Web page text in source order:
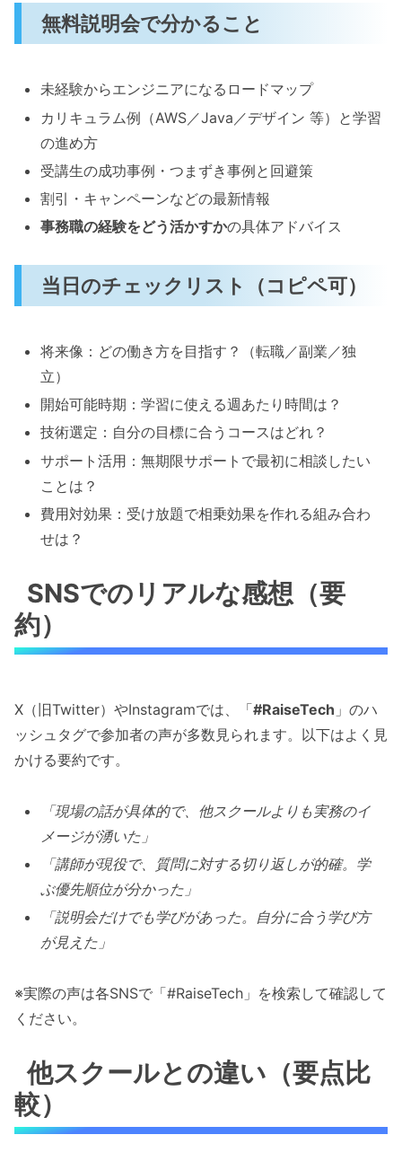
無料説明会で分かること
未経験からエンジニアになるロードマップ
カリキュラム例（AWS／Java／デザイン 等）と学習
の進め方
受講生の成功事例・つまずき事例と回避策
割引・キャンペーンなどの最新情報
事務職の経験をどう活かすかの具体アドバイス
当日のチェックリスト（コピペ可）
将来像：どの働き方を目指す？（転職／副業／独
立）
開始可能時期：学習に使える週あたり時間は？
技術選定：自分の目標に合うコースはどれ？
サポート活用：無期限サポートで最初に相談したい
ことは？
費用対効果：受け放題で相乗効果を作れる組み合わ
せは？
SNSでのリアルな感想（要
約）
X（旧Twitter）やInstagramでは、「#RaiseTech 」のハ
ッシュタグで参加者の声が多数見られます。以下はよく見
かける要約です。
「現場の話が具体的で、他スクールよりも実務のイ
メージが湧いた」
「講師が現役で、質問に対する切り返しが的確。学
ぶ優先順位が分かった」
「説明会だけでも学びがあった。自分に合う学び方
が見えた」
※実際の声は各SNSで「#RaiseTech」を検索して確認して
ください。
他スクールとの違い（要点比
較）